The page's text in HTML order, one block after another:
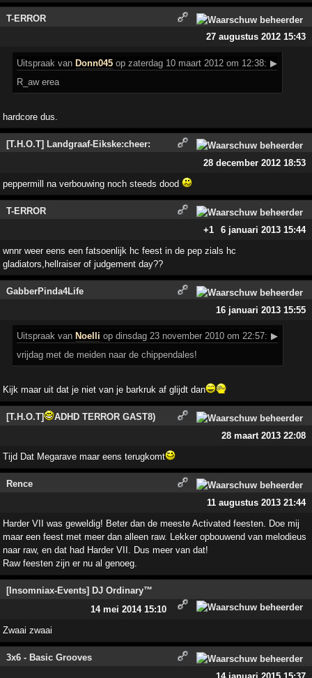
T-ERROR
27 augustus 2012 15:43
Uitspraak van Donn045 op zaterdag 10 maart 2012 om 12:38: ▶
R_aw erea
hardcore dus.
[T.H.O.T] Landgraaf-Eikske:cheer:
28 december 2012 18:53
peppermill na verbouwing noch steeds dood
T-ERROR
+1
6 januari 2013 15:44
wnnr weer eens een fatsoenlijk hc feest in de pep zials hc
gladiators,hellraiser of judgement day??
GabberPinda4Life
16 januari 2013 15:55
Uitspraak van Noelli op dinsdag 23 november 2010 om 22:57: ▶
vrijdag met de meiden naar de chippendales!
Kijk maar uit dat je niet van je barkruk af glijdt dan
[T.H.O.T]
ADHD TERROR GAST8)
28 maart 2013 22:08
Tijd Dat Megarave maar eens terugkomt
Rence
11 augustus 2013 21:44
Harder VII was geweldig! Beter dan de meeste Activated feesten. Doe mij
maar een feest met meer dan alleen raw. Lekker opbouwend van melodieus
naar raw, en dat had Harder VII. Dus meer van dat!
Raw feesten zijn er nu al genoeg.
[Insomniax-Events] DJ Ordinary™
14 mei 2014 15:10
Zwaai zwaai
3x6 - Basic Grooves